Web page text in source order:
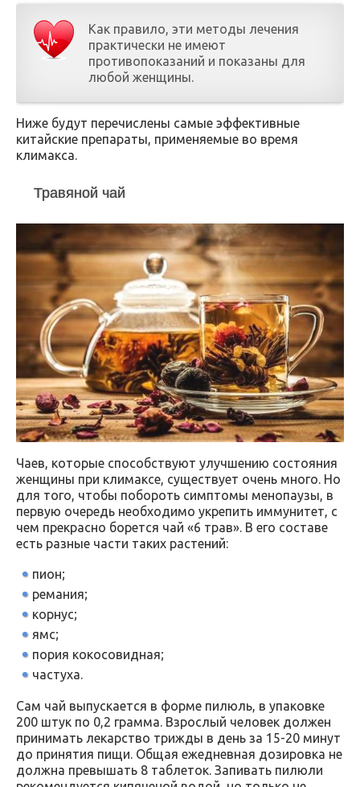
Как правило, эти методы лечения
практически не имеют
противопоказаний и показаны для
любой женщины.
Ниже будут перечислены самые эффективные
китайские препараты, применяемые во время
климакса.
Травяной чай
Чаев, которые способствуют улучшению состояния
женщины при климаксе, существует очень много. Но
для того, чтобы побороть симптомы менопаузы, в
первую очередь необходимо укрепить иммунитет, с
чем прекрасно борется чай «6 трав». В его составе
есть разные части таких растений:
пион;
ремания;
корнус;
ямс;
пория кокосовидная;
частуха.
Сам чай выпускается в форме пилюль, в упаковке
200 штук по 0,2 грамма. Взрослый человек должен
принимать лекарство трижды в день за 15-20 минут
до принятия пищи. Общая ежедневная дозировка не
должна превышать 8 таблеток. Запивать пилюли